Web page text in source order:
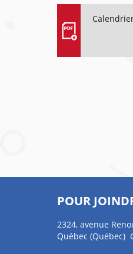
POUR
2324, avenue
Québec (Québec)